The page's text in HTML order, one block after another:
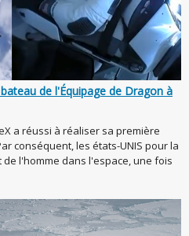
de l'Équipage de Dragon à
a réussi à réaliser sa première
conséquent, les états-UNIS pour la
l'homme dans l'espace, une fois